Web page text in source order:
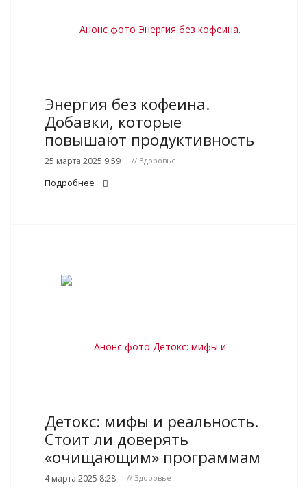
Энергия без кофеина.
Добавки, которые
повышают продуктивность
25 марта 2025 9:59 // Здоровье
Подробнее
Детокс: мифы и реальность.
Стоит ли доверять
«очищающим» программам
4 марта 2025 8:28 // Здоровье